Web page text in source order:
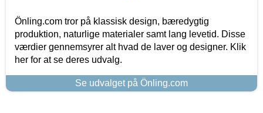
Önling.com tror på klassisk design, bæredygtig
produktion, naturlige materialer samt lang levetid. Disse
værdier gennemsyrer alt hvad de laver og designer. Klik
her for at se deres udvalg.
Se udvalget på Önling.com